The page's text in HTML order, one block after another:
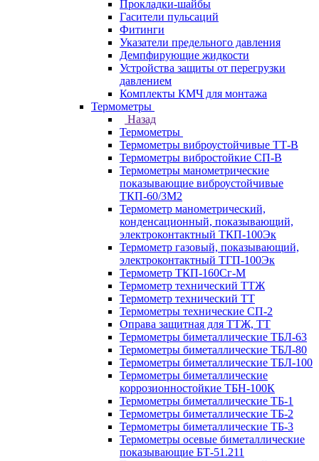
Прокладки-шайбы
Гасители пульсаций
Фитинги
Указатели предельного давления
Демпфирующие жидкости
Устройства защиты от перегрузки
давлением
Комплекты КМЧ для монтажа
Термометры
Назад
Термометры
Термометры виброустойчивые ТТ-В
Термометры вибростойкие СП-В
Термометры манометрические
показывающие виброустойчивые
ТКП-60/3М2
Термометр манометрический,
конденсационный, показывающий,
электроконтактный ТКП-100Эк
Термометр газовый, показывающий,
электроконтактный ТГП-100Эк
Термометр ТКП-160Сг-М
Термометр технический ТТЖ
Термометр технический ТТ
Термометры технические СП-2
Оправа защитная для ТТЖ, ТТ
Термометры биметаллические ТБЛ-63
Термометры биметаллические ТБЛ-80
Термометры биметаллические ТБЛ-100
Термометры биметаллические
коррозионностойкие ТБН-100К
Термометры биметаллические ТБ-1
Термометры биметаллические ТБ-2
Термометры биметаллические ТБ-3
Термометры осевые биметаллические
показывающие БТ-51.211